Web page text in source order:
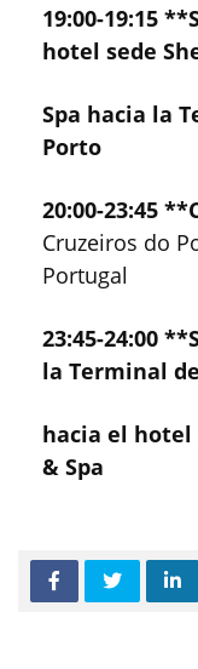
19:00-19:15
hotel sede
Spa hacia la
Porto
20:00-23:45
Cruzeiros do
Portugal
23:45-24:00
la Terminal
hacia el hotel
& Spa